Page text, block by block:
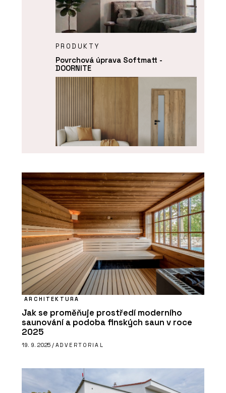
PRODUKTY
Povrchová úprava Softmatt -
DOORNITE
O FIRMĚ
DOORNITE
PRODUKTY
Dveřní systém Seguridad Pro+ -
ARCHITEKTURA
Jak se proměňuje prostředí moderního
saunování a podoba finských saun v roce
2025
19. 9. 2025 / ADVERTORIAL